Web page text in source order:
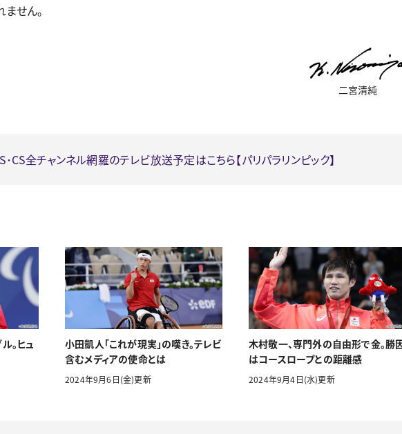
せん。
二宮清純
CS全チャンネル網羅のテレビ放送予定はこちら【パリパラリンピック】
。ヒュ
小田凱人「これが現実」の嘆き。テレビ
含むメディアの使命とは
2024年9月6日(金)更新
木村敬一、専門外の自由形で金。勝
はコースロープとの距離感
2024年9月4日(水)更新